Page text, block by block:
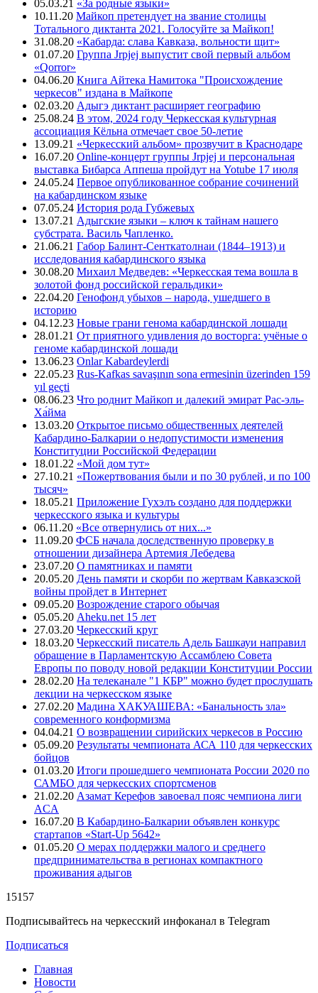
05.03.21 «За родные языки»
10.11.20 Майкоп претендует на звание столицы
Тотального диктанта 2021. Голосуйте за Майкоп!
31.08.20 «Кабарда: слава Кавказа, вольности щит»
01.07.20 Группа Jrpjej выпустит свой первый альбом
«Qorror»
04.06.20 Книга Айтека Намитока "Происхождение
черкесов" издана в Майкопе
02.03.20 Адыгэ диктант расширяет географию
25.08.24 В этом, 2024 году Черкесская культурная
ассоциация Кёльна отмечает свое 50-летие
13.09.21 «Черкесский альбом» прозвучит в Краснодаре
16.07.20 Online-концерт группы Jrpjej и персональная
выставка Бибарса Аппеша пройдут на Yotube 17 июля
24.05.24 Первое опубликованное собрание сочинений
на кабардинском языке
07.05.24 История рода Губжевых
13.07.21 Адыгские языки – ключ к тайнам нашего
субстрата. Василь Чапленко.
21.06.21 Габор Балинт-Сенткатолнаи (1844–1913) и
исследования кабардинского языка
30.08.20 Михаил Медведев: «Черкесская тема вошла в
золотой фонд российской геральдики»
22.04.20 Генофонд убыхов – народа, ушедшего в
историю
04.12.23 Новые грани генома кабардинской лошади
28.01.21 От приятного удивления до восторга: учёные о
геноме кабардинской лошади
13.06.23 Onlar Kabardeylerdi
22.05.23 Rus-Kafkas savaşının sona ermesinin üzerinden 159
yıl geçti
08.06.23 Что роднит Майкоп и далекий эмират Рас-эль-
Ха́йма
13.03.20 Открытое письмо общественных деятелей
Кабардино-Балкарии о недопустимости изменения
Конституции Российской Федерации
18.01.22 «Мой дом тут»
27.10.21 «Пожертвования были и по 30 рублей, и по 100
тысяч»
18.05.21 Приложение Гухэлъ создано для поддержки
черкесского языка и культуры
06.11.20 «Все отвернулись от них...»
11.09.20 ФСБ начала доследственную проверку в
отношении дизайнера Артемия Лебедева
23.07.20 О памятниках и памяти
20.05.20 День памяти и скорби по жертвам Кавказской
войны пройдет в Интернет
09.05.20 Возрождение старого обычая
05.05.20 Aheku.net 15 лет
27.03.20 Черкесский круг
18.03.20 Черкесский писатель Адель Башкауи направил
обращение в Парламентскую Ассамблею Совета
Европы по поводу новой редакции Конституции России
28.02.20 На телеканале "1 КБР" можно будет прослушать
лекции на черкесском языке
27.02.20 Мадина ХАКУАШЕВА: «Банальность зла»
современного конформизма
04.04.21 О возвращении сирийских черкесов в Россию
05.09.20 Результаты чемпионата АСА 110 для черкесских
бойцов
01.03.20 Итоги прошедшего чемпионата России 2020 по
САМБО для черкесских спортсменов
21.02.20 Азамат Керефов завоевал пояс чемпиона лиги
ACA
16.07.20 В Кабардино-Балкарии объявлен конкурс
стартапов «Start-Up 5642»
01.05.20 О мерах поддержки малого и среднего
предпринимательства в регионах компактного
проживания адыгов
15157
Подписывайтесь на черкесский инфоканал в Telegram
Подписаться
Главная
Новости